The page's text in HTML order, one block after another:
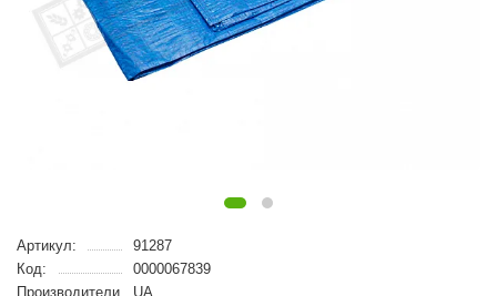
Артикул:
91287
Код:
0000067839
Производители
UA